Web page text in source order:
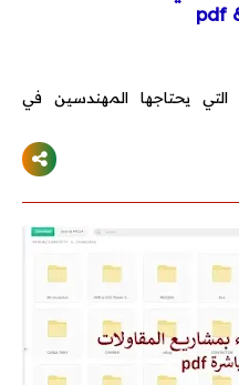
التي يحتاجها المهندسين في